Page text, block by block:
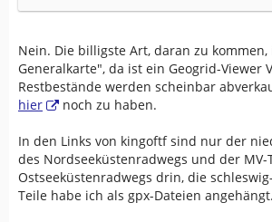
Nein. Die billigste Art, daran zu kommen,
Generalkarte", da ist ein Geogrid-Viewer
Restbestände werden scheinbar
hier
noch zu haben.
In den Links von kingoftf sind nur der
des Nordseeküstenradwegs und der MV-
Ostseeküstenradwegs drin, die
Teile habe ich als gpx-Dateien angehängt.